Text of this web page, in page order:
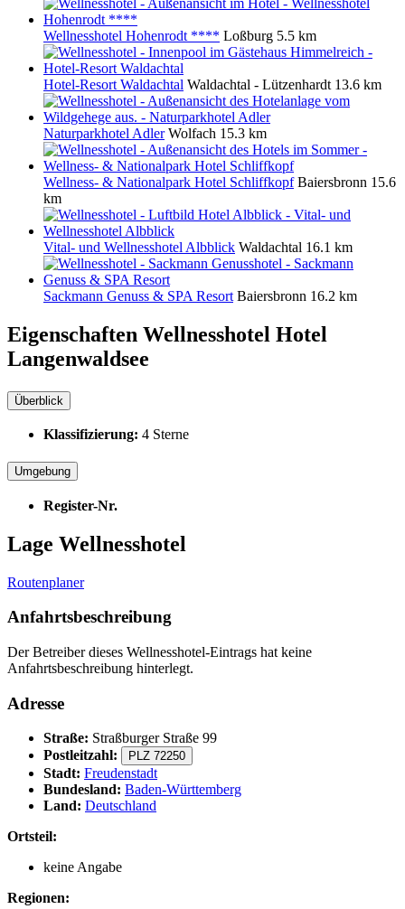
Wellnesshotel Hohenrodt **** Loßburg 5.5 km
Hotel-Resort Waldachtal Waldachtal - Lützenhardt 13.6 km
Naturparkhotel Adler Wolfach 15.3 km
Wellness- & Nationalpark Hotel Schliffkopf Baiersbronn 15.6
km
Vital- und Wellnesshotel Albblick Waldachtal 16.1 km
Sackmann Genuss & SPA Resort Baiersbronn 16.2 km
Eigenschaften Wellnesshotel Hotel
Langenwaldsee
Überblick
Klassifizierung: 4 Sterne
Umgebung
Register-Nr.
Lage Wellnesshotel
Routenplaner
Anfahrtsbeschreibung
Der Betreiber dieses Wellnesshotel-Eintrags hat keine
Anfahrtsbeschreibung hinterlegt.
Adresse
Straße: Straßburger Straße 99
Postleitzahl:
PLZ 72250
Stadt: Freudenstadt
Bundesland: Baden-Württemberg
Land: Deutschland
Ortsteil:
keine Angabe
Regionen: